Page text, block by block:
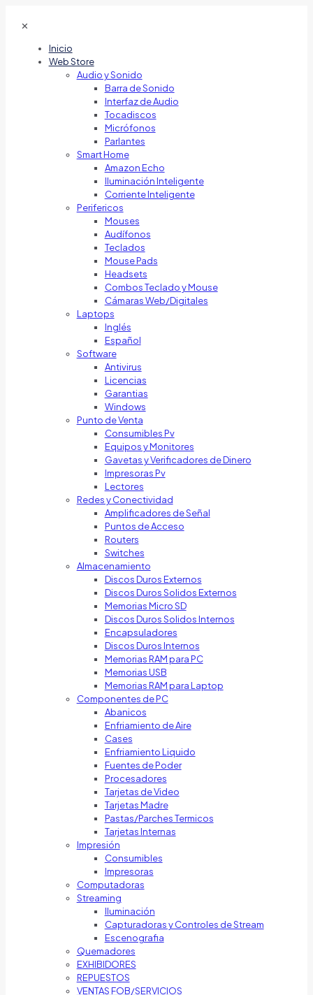
✕
Inicio
Web Store
Audio y Sonido
Barra de Sonido
Interfaz de Audio
Tocadiscos
Micrófonos
Parlantes
Smart Home
Amazon Echo
Iluminación Inteligente
Corriente Inteligente
Perifericos
Mouses
Audífonos
Teclados
Mouse Pads
Headsets
Combos Teclado y Mouse
Cámaras Web/Digitales
Laptops
Inglés
Español
Software
Antivirus
Licencias
Garantias
Windows
Punto de Venta
Consumibles Pv
Equipos y Monitores
Gavetas y Verificadores de Dinero
Impresoras Pv
Lectores
Redes y Conectividad
Amplificadores de Señal
Puntos de Acceso
Routers
Switches
Almacenamiento
Discos Duros Externos
Discos Duros Solidos Externos
Memorias Micro SD
Discos Duros Solidos Internos
Encapsuladores
Discos Duros Internos
Memorias RAM para PC
Memorias USB
Memorias RAM para Laptop
Componentes de PC
Abanicos
Enfriamiento de Aire
Cases
Enfriamiento Liquido
Fuentes de Poder
Procesadores
Tarjetas de Video
Tarjetas Madre
Pastas/Parches Termicos
Tarjetas Internas
Impresión
Consumibles
Impresoras
Computadoras
Streaming
Iluminación
Capturadoras y Controles de Stream
Escenografia
Quemadores
EXHIBIDORES
REPUESTOS
VENTAS FOB/SERVICIOS